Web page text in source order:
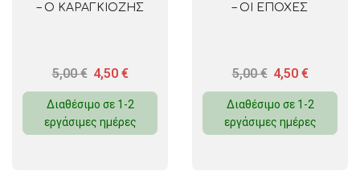
– Ο ΚΑΡΑΓΚΙΟΖΗΣ
5,00€ 4,50 €
Διαθέσιμο σε 1-2
εργάσιμες ημέρες
– ΟΙ ΕΠΟΧΕΣ
5,00€ 4,50 €
Διαθέσιμο σε 1-2
εργάσιμες ημέρες